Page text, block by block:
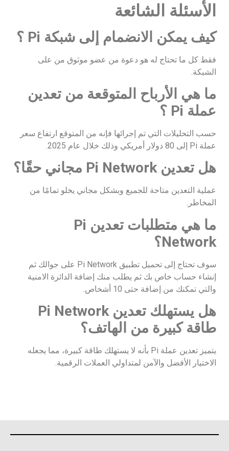
الأسئلة الشائعة
كيف يمكن الانضمام إلى شبكة Pi ؟
فقط كل ما تحتاج له هو دعوة من عضو موثوق من على
الشبكة.
ما هي الأرباح المتوقعة من تعدين
عملة Pi ؟
حسب التحليلات التي تم إجرائها فإنه من المتوقع ارتفاع سعر
عملة Pi إلى 80 دولار أمريكي وذلك خلال عام 2025.
هل تعدين Pi Network مجاني حقًا؟
عملية التعدين متاحة للجميع وبشكل مجاني يخلو تمامًا من
المخاطر.
ما هي متطلبات تعدين Pi
Network؟
سوف تحتاج إلى تحميل تطبيق Pi Network على جوالك ثم
إنشاء حساب خاص بك ثم يطلب منك إضافة الدائرة الامنية
والتي تمكنك من إضافة حتى 10 أشخاص.
هل يستهلك تعدين Pi Network
طاقة كبيرة من الهاتف؟
يتميز تعدين عملة Pi بأنه لا يستهلك طاقة كبيرة، مما يجعله
الاختيار الأفضل والآمن لمتداولي العملات الرقمية.